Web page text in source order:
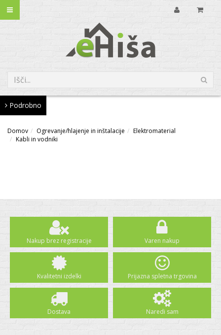
Podrobno
Domov Ogrevanje/hlajenje in inštalacije
Elektromaterial
Kabli in vodniki
Nakup brez registracije Varen nakup
Kvalitetni izdelki Prijazna spletna trgovina
Dostava Naredi sam